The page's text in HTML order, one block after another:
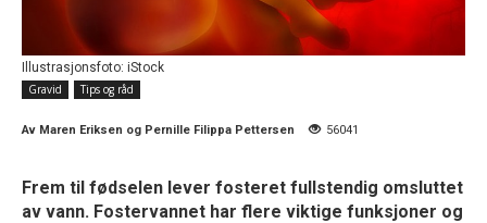
Illustrasjonsfoto: iStock
Gravid
Tips og råd
Av Maren Eriksen og Pernille Filippa Pettersen 56041
Frem til fødselen lever fosteret fullstendig omsluttet
av vann. Fostervannet har flere viktige funksjoner og